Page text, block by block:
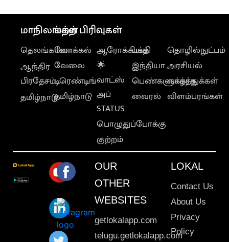
மாநிலங்கள்
தெலங்கானா
ஆந்திர
பிரதேசம்
தமிழ்நாடு
மற்ற பிரிவுகள்
லோக்கல்
வேலை
டிரெண்டிங்
தமிழ்நாடு
ஆரோக்கியம்
🌟
வாட்ஸ்
அப்
STATUS
பொழுதுப்போக்கு
குற்றம்
பக்தி
இந்தியா
பெண்களுக்காக
வைரல்
தொழில்நுட்பம்
அரசியல்
வாழ்த்துக்கள்
விளம்பரங்கள்
OUR
OTHER
WEBSITES
getlokalapp.com
telugu.getlokalapp.com
LOKAL
Contact Us
About Us
Privacy
Policy